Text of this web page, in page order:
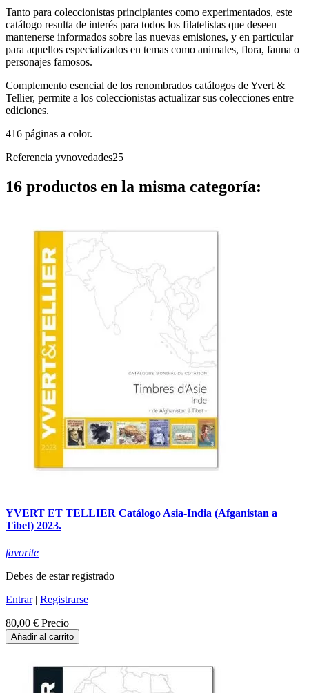
Tanto para coleccionistas principiantes como experimentados, este
catálogo resulta de interés para todos los filatelistas que deseen
mantenerse informados sobre las nuevas emisiones, y en particular
para aquellos especializados en temas como animales, flora, fauna o
personajes famosos.
Complemento esencial de los renombrados catálogos de Yvert &
Tellier, permite a los coleccionistas actualizar sus colecciones entre
ediciones.
416 páginas a color.
Referencia yvnovedades25
16 productos en la misma categoría:
YVERT ET TELLIER Catálogo Asia-India (Afganistan a
Tibet) 2023.
favorite
Debes de estar registrado
Entrar| Registrarse
80,00 € Precio
Añadir al carrito